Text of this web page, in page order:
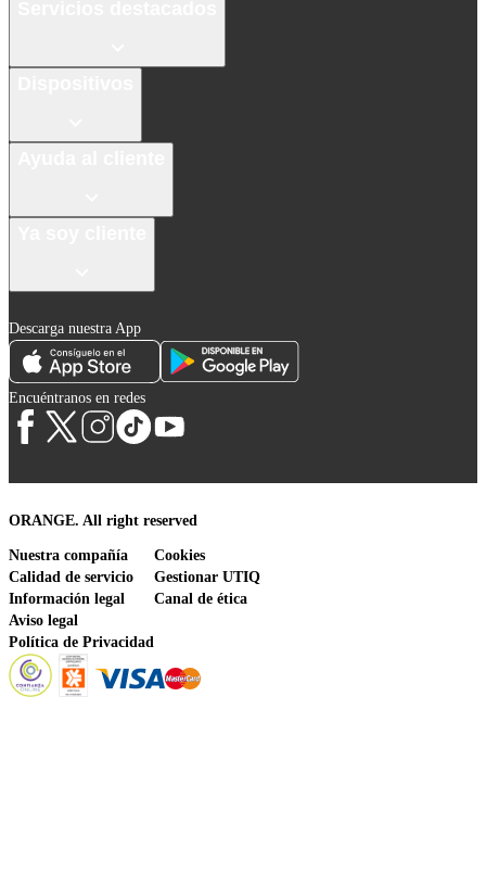
Descarga nuestra App
Encuéntranos en redes
ORANGE. All right reserved
Nuestra compañía
Calidad de servicio
Información legal
Aviso legal
Política de Privacidad
Cookies
Gestionar UTIQ
Canal de ética